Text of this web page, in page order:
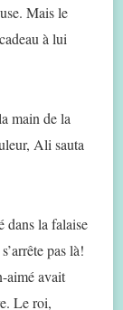
Mais le
à lui
main de la
Ali sauta
dans la falaise
pas là!
aimé avait
Le roi,